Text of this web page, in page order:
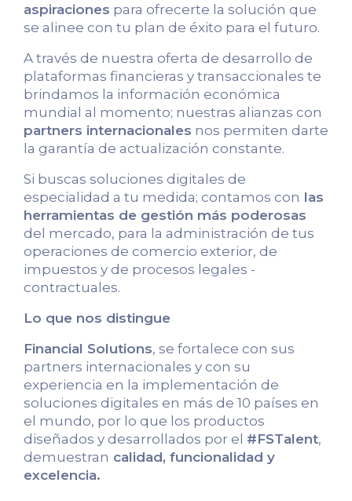
aspiraciones para ofrecerte la solución que
se alinee con tu plan de éxito para el futuro.
A través de nuestra oferta de desarrollo de
plataformas financieras y transaccionales te
brindamos la información económica
mundial al momento; nuestras alianzas con
partners internacionales nos permiten darte
la garantía de actualización constante.
Si buscas soluciones digitales de
especialidad a tu medida; contamos con las
herramientas de gestión más poderosas
del mercado, para la administración de tus
operaciones de comercio exterior, de
impuestos y de procesos legales -
contractuales.
Lo que nos distingue
Financial Solutions, se fortalece con sus
partners internacionales y con su
experiencia en la implementación de
soluciones digitales en más de 10 países en
el mundo, por lo que los productos
diseñados y desarrollados por el #FSTalent,
demuestran calidad, funcionalidad y
excelencia.